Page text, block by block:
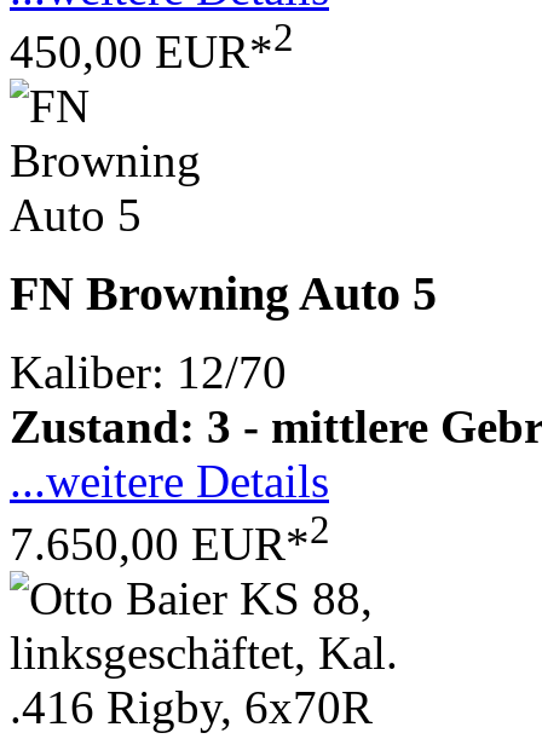
450,00 EUR*2
FN Browning Auto 5
Kaliber: 12/70
Zustand: 3 - mittlere
...weitere Details
7.650,00 EUR*2